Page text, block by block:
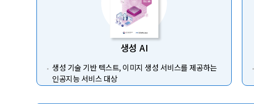
생성 AI
생성 기술 기반 텍스트, 이미지 생성 서비스를 제공하는
인공지능 서비스 대상